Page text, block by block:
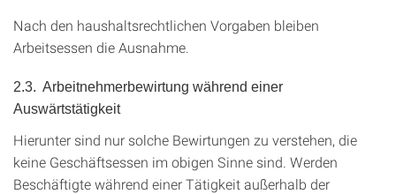
Nach den haushaltsrechtlichen Vorgaben bleiben
Arbeitsessen die Ausnahme.
2.3. Arbeitnehmerbewirtung während einer
Auswärtstätigkeit
Hierunter sind nur solche Bewirtungen zu verstehen, die
keine Geschäftsessen im obigen Sinne sind. Werden
Beschäftigte während einer Tätigkeit außerhalb der